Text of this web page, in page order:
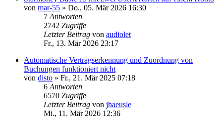
von mar-55 » Do., 05. Mär 2026 16:30
7 Antworten
2742 Zugriffe
Letzter Beitrag von audiolet
Fr., 13. Mär 2026 23:17
Automatische Vertragserkennung und Zuordnung von
Buchungen funktioniert nicht
von disto » Fr., 21. Mär 2025 07:18
6 Antworten
6570 Zugriffe
Letzter Beitrag von jhaeusle
Mi., 11. Mär 2026 12:36